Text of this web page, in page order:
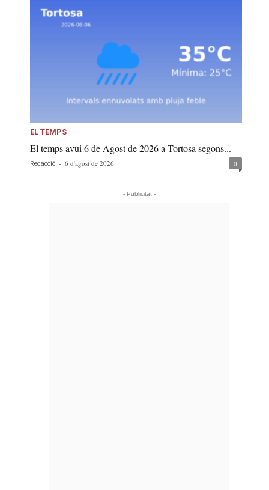
EL TEMPS
El temps avui 6 de Agost de 2026 a Tortosa segons...
Redacció - 6 d'agost de 2026 0
- Publicitat -